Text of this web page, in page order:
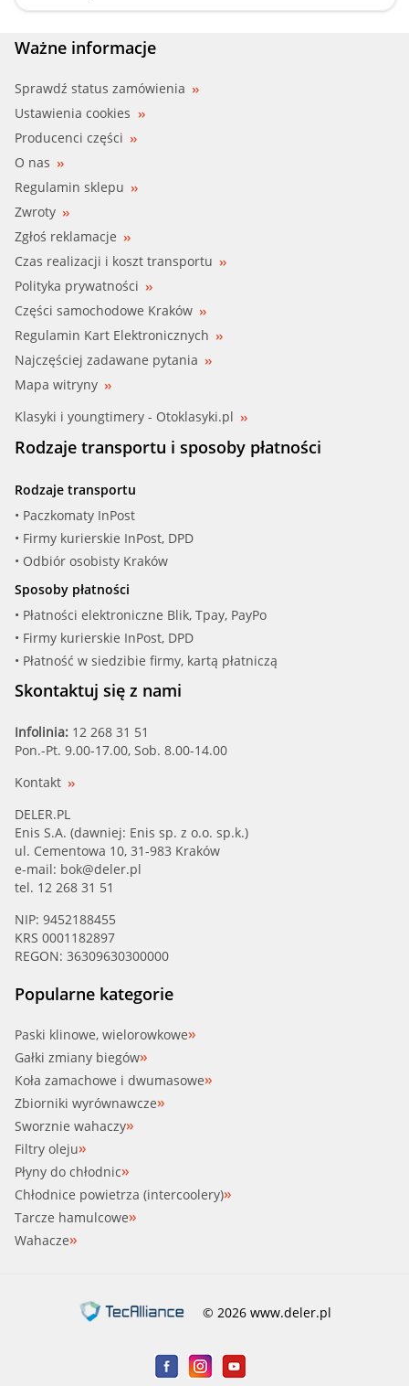
Ważne informacje
Sprawdź status zamówienia
Ustawienia cookies
Producenci części
O nas
Regulamin sklepu
Zwroty
Zgłoś reklamacje
Czas realizacji i koszt transportu
Polityka prywatności
Części samochodowe Kraków
Regulamin Kart Elektronicznych
Najczęściej zadawane pytania
Mapa witryny
Klasyki i youngtimery - Otoklasyki.pl
Rodzaje transportu i sposoby płatności
Rodzaje transportu
• Paczkomaty InPost
• Firmy kurierskie InPost, DPD
• Odbiór osobisty Kraków
Sposoby płatności
• Płatności elektroniczne Blik, Tpay, PayPo
• Firmy kurierskie InPost, DPD
• Płatność w siedzibie firmy, kartą płatniczą
Skontaktuj się z nami
Infolinia: 12 268 31 51
Pon.-Pt. 9.00-17.00, Sob. 8.00-14.00
Kontakt
DELER.PL
Enis S.A. (dawniej: Enis sp. z o.o. sp.k.)
ul. Cementowa 10, 31-983 Kraków
e-mail: bok@deler.pl
tel. 12 268 31 51
NIP: 9452188455
KRS 0001182897
REGON: 36309630300000
Popularne kategorie
Paski klinowe, wielorowkowe
Gałki zmiany biegów
Koła zamachowe i dwumasowe
Zbiorniki wyrównawcze
Sworznie wahaczy
Filtry oleju
Płyny do chłodnic
Chłodnice powietrza (intercoolery)
Tarcze hamulcowe
Wahacze
© 2026 www.deler.pl